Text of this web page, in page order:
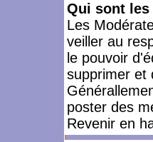
Qui sont les
Les
veiller au
le pouvoir
supprimer et
poster des
Revenir en